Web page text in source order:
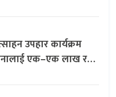
उपहार कार्यक्रम
एक–एक लाख र…